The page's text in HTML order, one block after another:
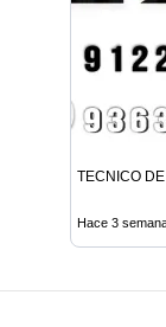
TECNICO
Hace 3